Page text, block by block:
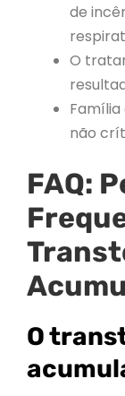
de
O
não
FAQ:
O